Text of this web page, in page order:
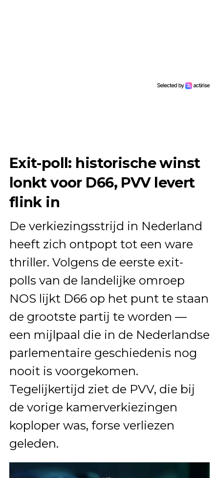
Exit-poll: historische winst
lonkt voor D66, PVV levert
flink in
De verkiezingsstrijd in Nederland
heeft zich ontpopt tot een ware
thriller. Volgens de eerste exit-
polls van de landelijke omroep
NOS lijkt D66 op het punt te staan
de grootste partij te worden —
een mijlpaal die in de Nederlandse
parlementaire geschiedenis nog
nooit is voorgekomen.
Tegelijkertijd ziet de PVV, die bij
de vorige kamerverkiezingen
koploper was, forse verliezen
geleden.